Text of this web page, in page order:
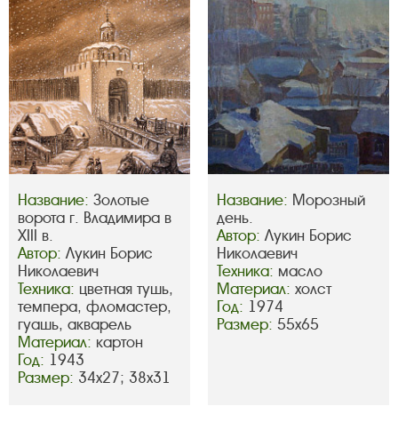
Название: Золотые
ворота г. Владимира в
XIII в.
Автор: Лукин Борис
Николаевич
Техника: цветная тушь,
темпера, фломастер,
гуашь, акварель
Материал: картон
Год: 1943
Размер: 34х27; 38х31
Название: Морозный
день.
Автор: Лукин Борис
Николаевич
Техника: масло
Материал: холст
Год: 1974
Размер: 55х65